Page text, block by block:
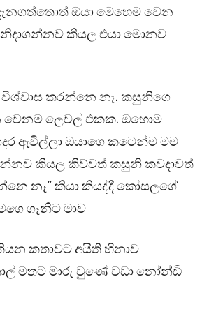
ඔයා මෙහෙම වෙන
කියල එයා මොනව
විශ්වාස කරන්නෙ නෑ. කසුනිගෙ
වෙනම ලෙවල් එකක. ඔහොම
ඇවිල්ලා ඔයාගෙ කටෙන්ම මම
කියල කිව්වත් කසුනි කවදාවත්
නෑ” කියා කියද්දී කෝසලගේ
ගෑනිට මාව
කතාවට අයිති හිනාව
මතට මාරු වුණේ වඩා නෝන්ඩි